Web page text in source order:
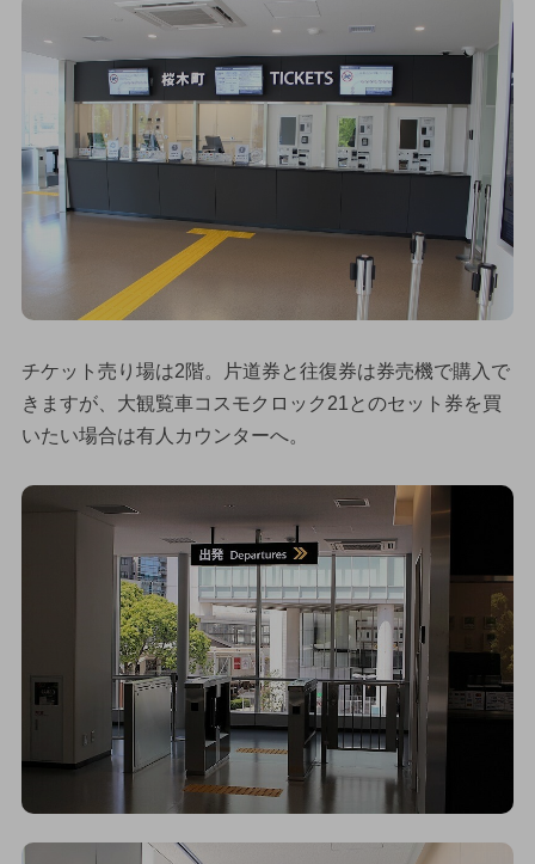
チケット売り場は2階。片道券と往復券は券売機で購入で
きますが、大観覧車コスモクロック21とのセット券を買
いたい場合は有人カウンターへ。